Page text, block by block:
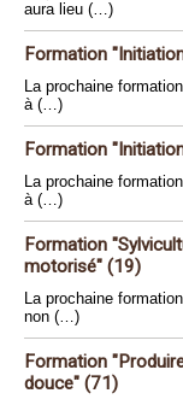
aura lieu (…)
Formation
La prochaine
à (…)
Formation
La prochaine
à (…)
Formation
motorisé" (19)
La prochaine
non (…)
Formation
douce" (71)